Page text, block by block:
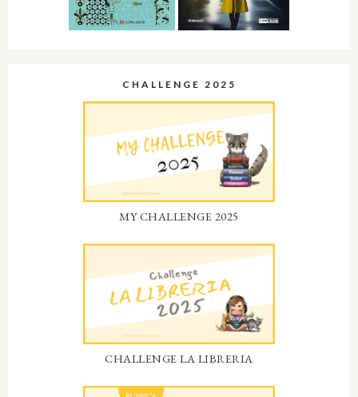
CHALLENGE 2025
MY CHALLENGE 2025
CHALLENGE LA LIBRERIA